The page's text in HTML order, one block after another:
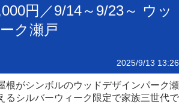
円／9/14～9/23～ ウッ
ク瀬戸
2025/9/13 13:26
根がシンボルのウッドデザインパーク瀬
るシルバーウィーク限定で家族三世代で